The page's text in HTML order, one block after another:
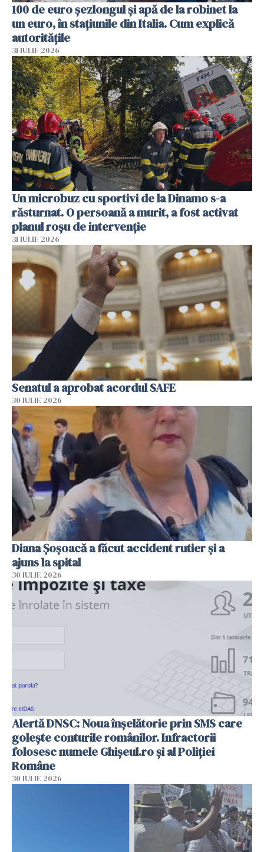
100 de euro șezlongul și apă de la robinet la
un euro, în stațiunile din Italia. Cum explică
autoritățile
31 IULIE 2026
Un microbuz cu sportivi de la Dinamo s-a
răsturnat. O persoană a murit, a fost activat
planul roșu de intervenție
31 IULIE 2026
Senatul a aprobat acordul SAFE
30 IULIE 2026
Diana Șoșoacă a făcut accident rutier și a
ajuns la spital
30 IULIE 2026
Alertă DNSC: Noua înșelătorie prin SMS care
golește conturile românilor. Infractorii
folosesc numele Ghișeul.ro și al Poliției
Române
30 IULIE 2026